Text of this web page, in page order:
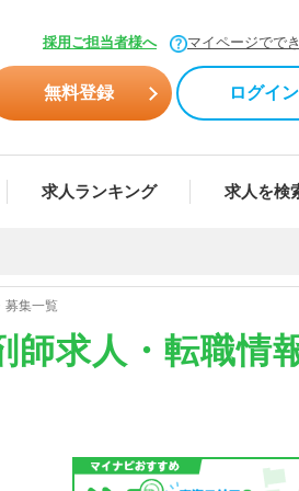
採用ご担当者様へ マイページでで
無料登録 ログイン
求人ランキング 求人を検
募集一覧
師求人・転職情